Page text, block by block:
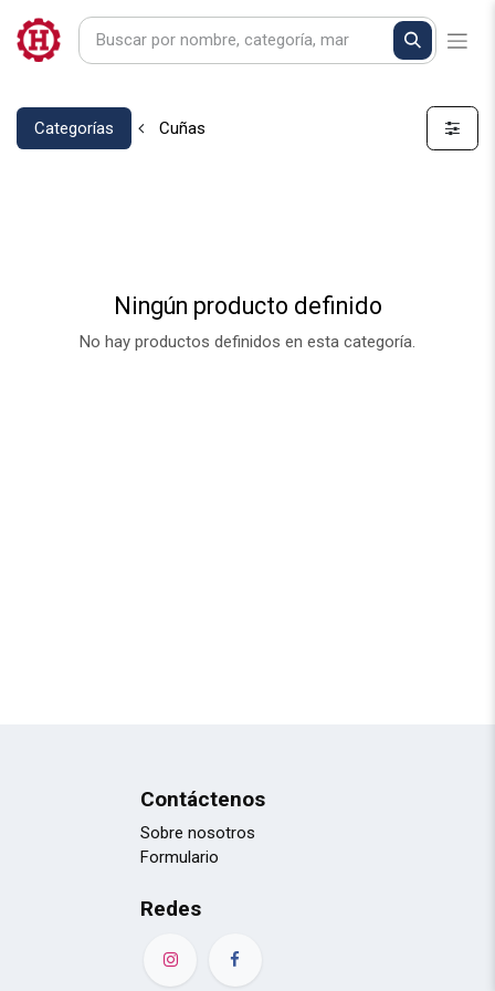
Categorías Cuñas
Ningún producto definido
No hay productos definidos en esta categoría.
Contáctenos
Sobre nosotros
Formulario
Redes